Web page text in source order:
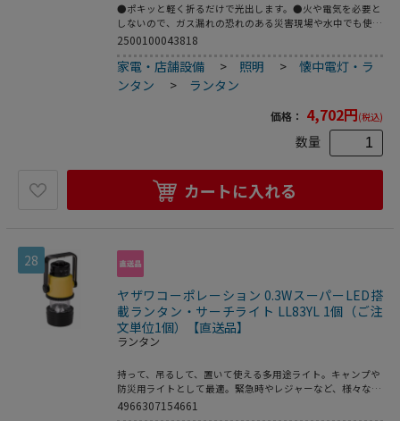
●ポキッと軽く折るだけで光出します。●火や電気を必要と
しないので、ガス漏れの恐れのある災害現場や水中でも使用
できます。●業務用25本入 イエロー●入数：1袋（25本
ケース入数2袋入●※推奨消費期限：製造後約4年●ケース
入数量：2袋入 ※1袋あたりの価格です。●こちらの商品は
事業者様向け商品です。
2500100043818
家電・店舗設備 > 照明 >懐中電灯・ラ
ンタン
> ランタン
価格： 4,702円(税込)
数量
カートに入れる
28
ヤザワコーポレーション 0.3WスーパーLED搭
載ランタン・サーチライト LL83YL 1個（ご注
文単位1個）【直送品】
ランタン
持って、吊るして、置いて使える多用途ライト。キャンプや
防災用ライトとして最適。緊急時やレジャーなど、様々な場
面で使い分けができます。●光源色：白色LED●使用電池：
4966307154661